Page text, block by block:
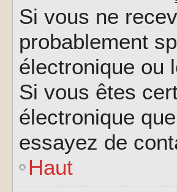
Si vous ne
probablement
électronique ou
Si vous êtes
électronique
essayez de
Haut